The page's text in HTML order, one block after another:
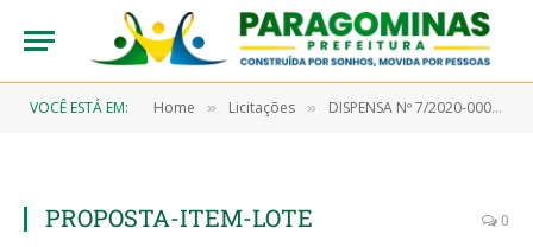
VOCÊ ESTÁ EM: Home » Licitações » DISPENSA Nº 7/2020-00023 (Aquisição de gêneros alimentícios, objetivando atender a Secretaria Municipal de Saúde e seus Programas)
PROPOSTA-ITEM-LOTE 0